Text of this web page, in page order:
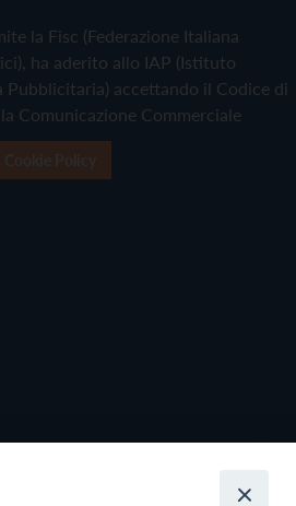
la Fisc (Federazione Italiana
ha aderito allo IAP (Istituto
Pubblicitaria) accettando il Codice di
Comunicazione Commerciale